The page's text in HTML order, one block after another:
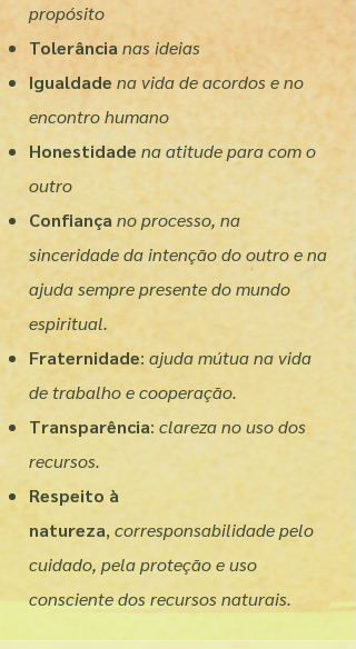
propósito
Tolerância nas ideias
Igualdade na vida de acordos e no
encontro humano
Honestidade na atitude para com o
outro
Confiança no processo, na
sinceridade da intenção do outro e na
ajuda sempre presente do mundo
espiritual.
Fraternidade: ajuda mútua na vida
de trabalho e cooperação.
Transparência: clareza no uso dos
recursos.
Respeito à
natureza, corresponsabilidade pelo
cuidado, pela proteção e uso
consciente dos recursos naturais.